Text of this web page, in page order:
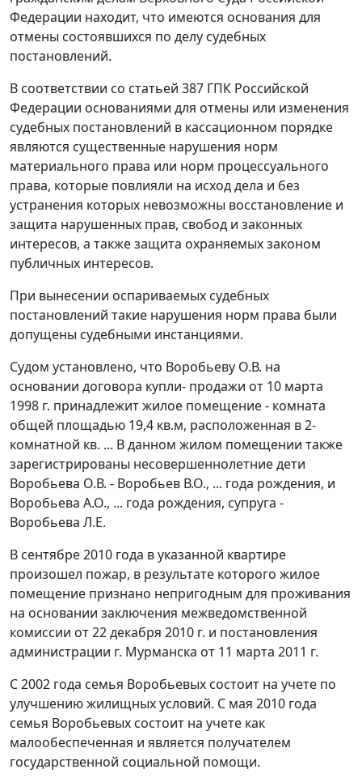
Федерации находит, что имеются основания для
отмены состоявшихся по делу судебных
постановлений.
В соответствии со статьей 387 ГПК Российской
Федерации основаниями для отмены или изменения
судебных постановлений в кассационном порядке
являются существенные нарушения норм
материального права или норм процессуального
права, которые повлияли на исход дела и без
устранения которых невозможны восстановление и
защита нарушенных прав, свобод и законных
интересов, а также защита охраняемых законом
публичных интересов.
При вынесении оспариваемых судебных
постановлений такие нарушения норм права были
допущены судебными инстанциями.
Судом установлено, что Воробьеву О.В. на
основании договора купли- продажи от 10 марта
1998 г. принадлежит жилое помещение - комната
общей площадью 19,4 кв.м, расположенная в 2-
комнатной кв. ... В данном жилом помещении также
зарегистрированы несовершеннолетние дети
Воробьева О.В. - Воробьев В.О., ... года рождения, и
Воробьева А.О., ... года рождения, супруга -
Воробьева Л.Е.
В сентябре 2010 года в указанной квартире
произошел пожар, в результате которого жилое
помещение признано непригодным для проживания
на основании заключения межведомственной
комиссии от 22 декабря 2010 г. и постановления
администрации г. Мурманска от 11 марта 2011 г.
С 2002 года семья Воробьевых состоит на учете по
улучшению жилищных условий. С мая 2010 года
семья Воробьевых состоит на учете как
малообеспеченная и является получателем
государственной социальной помощи.